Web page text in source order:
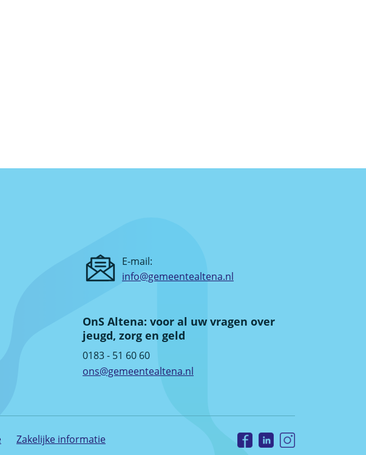
E-mail:
info@gemeentealtena.nl
OnS Altena: voor al uw vragen over
jeugd, zorg en geld
0183 - 51 60 60
ons@gemeentealtena.nl
Zakelijke informatie